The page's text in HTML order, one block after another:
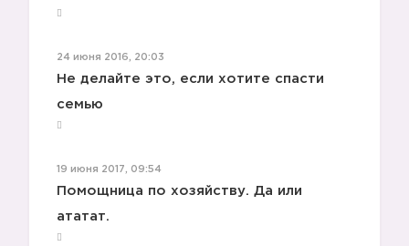
24 июня 2016, 20:03
Не делайте это, если хотите спасти
семью
19 июня 2017, 09:54
Помощница по хозяйству. Да или
ататат.